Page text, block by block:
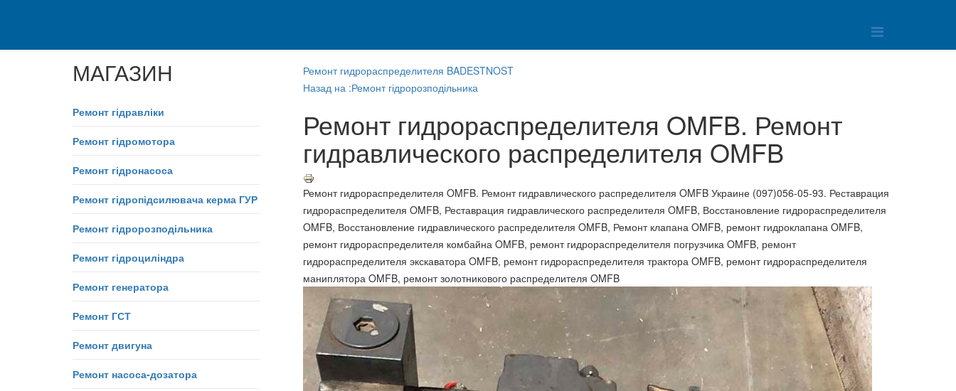
МАГАЗИН
Ремонт гідравліки
Ремонт гідромотора
Ремонт гідронасоса
Ремонт гідропідсилювача керма ГУР
Ремонт гідророзподільника
Ремонт гідроциліндра
Ремонт генератора
Ремонт ГСТ
Ремонт двигуна
Ремонт насоса-дозатора
Ремонт гидрораспределителя BADESTNOST
Назад на :Ремонт гідророзподільника
Ремонт гидрораспределителя OMFB. Ремонт
гидравлического распределителя OMFB
Ремонт гидрораспределителя OMFB. Ремонт гидравлического распределителя OMFB Украине (097)056-05-93. Реставрация
гидрораспределителя OMFB, Реставрация гидравлического распределителя OMFB, Восстановление гидрораспределителя
OMFB, Восстановление гидравлического распределителя OMFB, Ремонт клапана OMFB, ремонт гидроклапана OMFB,
ремонт гидрораспределителя комбайна OMFB, ремонт гидрораспределителя погрузчика OMFB, ремонт
гидрораспределителя экскаватора OMFB, ремонт гидрораспределителя трактора OMFB, ремонт гидрораспределителя
маниплятора OMFB, ремонт золотникового распределителя OMFB